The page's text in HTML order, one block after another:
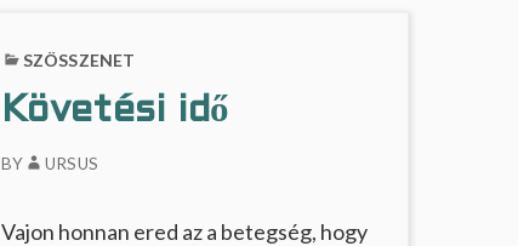
SZÖSSZENET
Követési idő
BY URSUS
Vajon honnan ered az a betegség, hogy